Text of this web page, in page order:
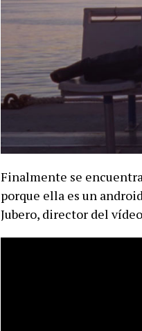
Finalmente se
porque ella es un
Jubero, director del